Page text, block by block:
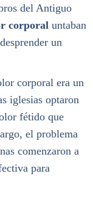
del Antiguo
corporal untaban
un
corporal era un
iglesias optaron
fétido que
el problema
comenzaron a
para